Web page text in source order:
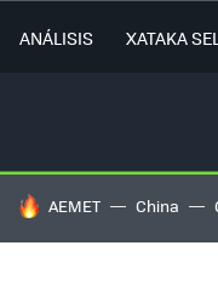
ANÁLISIS XATAKA
HOY SE HABLA DE
AEMET China